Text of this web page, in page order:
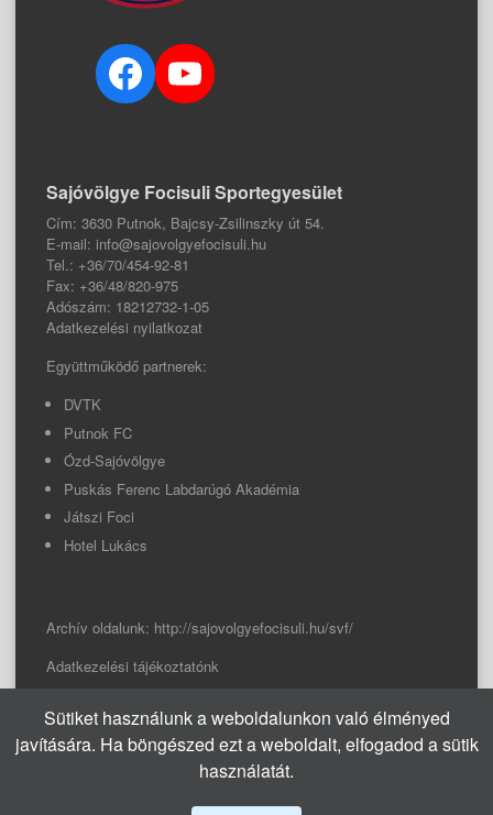
Facebook
YouTube
Sajóvölgye Focisuli Sportegyesület
Cím: 3630 Putnok, Bajcsy-Zsilinszky út 54.
E-mail: info@sajovolgyefocisuli.hu
Tel.: +36/70/454-92-81
Fax: +36/48/820-975
Adószám: 18212732-1-05
Adatkezelési nyilatkozat
Együttműködő partnerek:
DVTK
Putnok FC
Ózd-Sajóvölgye
Puskás Ferenc Labdarúgó Akadémia
Játszi Foci
Hotel Lukács
Archív oldalunk: http://sajovolgyefocisuli.hu/svf/
Adatkezelési tájékoztatónk
© 2026 Sajóvölgye Focisuli
info@sajovolgyefocisuli.hu
Sütiket használunk a weboldalunkon való élményed
javítására. Ha böngészed ezt a weboldalt, elfogadod a sütik
használatát.